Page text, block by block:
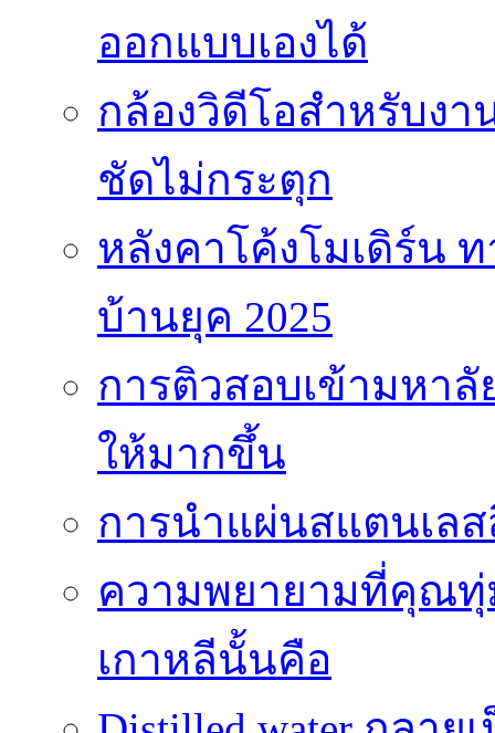
ออกแบบเองได้
กล้องวิดีโอสำหรับง
ชัดไม่กระตุก
หลังคาโค้งโมเดิร์น
บ้านยุค 2025
การติวสอบเข้ามหาลั
ให้มากขึ้น
การนำแผ่นสแตนเล
ความพยายามที่คุณทุ่
เกาหลีนั้นคือ